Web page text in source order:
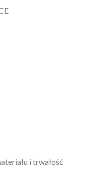
i trwałość